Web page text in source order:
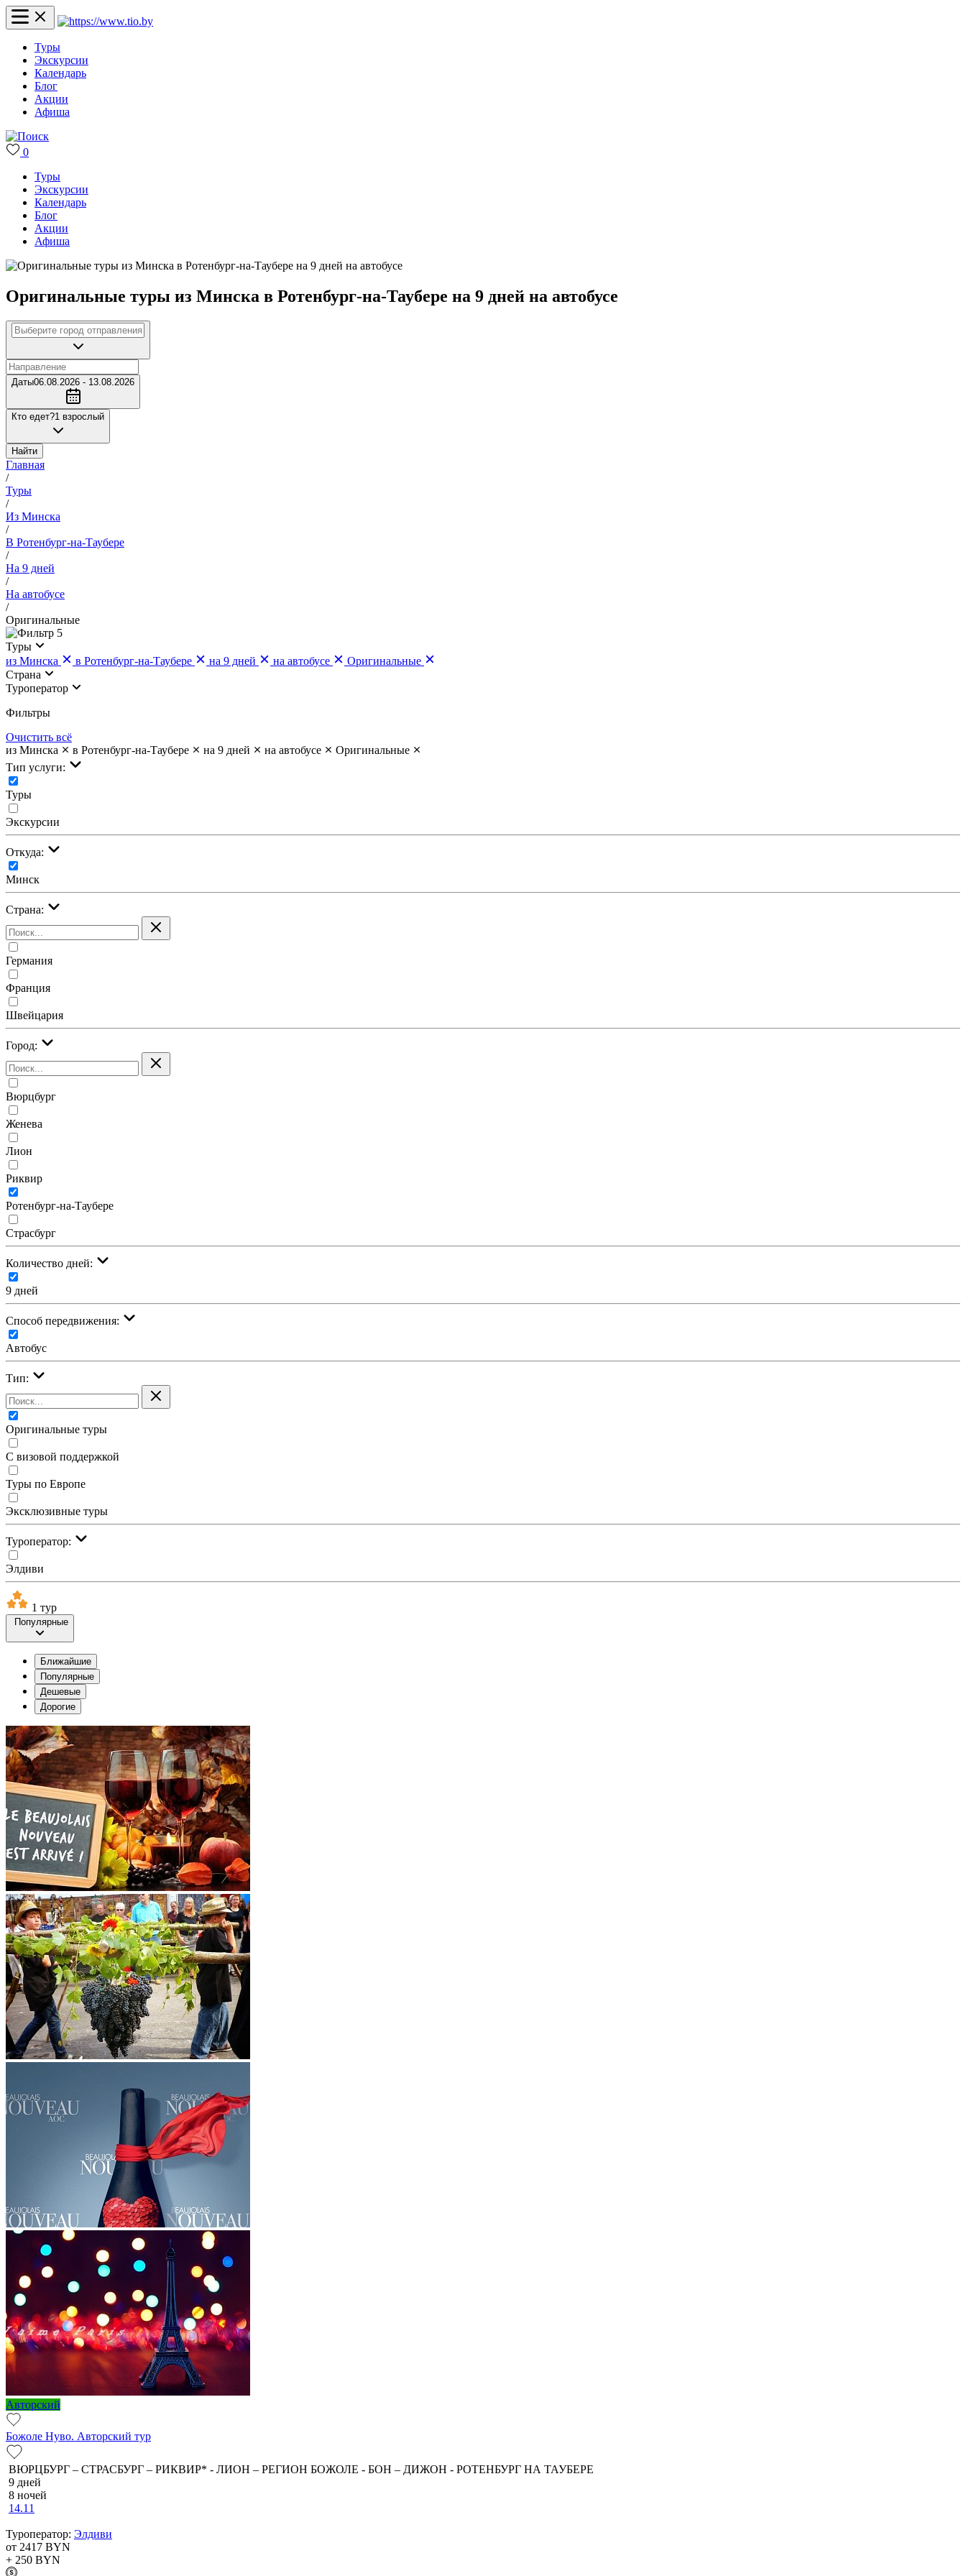
Туры
Экскурсии
Календарь
Блог
Акции
Афиша
0
Туры
Экскурсии
Календарь
Блог
Акции
Афиша
Оригинальные туры из Минска в Ротенбург-на-Таубере на 9 дней на автобусе
Даты06.08.2026 - 13.08.2026
Кто едет?1 взрослый
Найти
Главная
/
Туры
/
Из Минска
/
В Ротенбург-на-Таубере
/
На 9 дней
/
На автобусе
/
Оригинальные
5
Туры
из Минска
в Ротенбург-на-Таубере на 9 дней на автобусе
Оригинальные
Страна
Туроператор
Фильтры
Очистить всё
из Минска
в Ротенбург-на-Таубере на 9 дней на автобусе
Оригинальные
Тип услуги:
Туры
Экскурсии
Откуда:
Минск
Страна:
Германия
Франция
Швейцария
Город:
Вюрцбург
Женева
Лион
Риквир
Ротенбург-на-Таубере
Страсбург
Количество дней:
9 дней
Cпособ передвижения:
Автобус
Тип:
Оригинальные туры
С визовой поддержкой
Туры по Европе
Эксклюзивные туры
Туроператор:
Элдиви
1 тур
Популярные
Ближайшие
Популярные
Дешевые
Дорогие
Авторский
Божоле Нуво. Авторский тур
ВЮРЦБУРГ – СТРАСБУРГ – РИКВИР* - ЛИОН – РЕГИОН БОЖОЛЕ - БОН – ДИЖОН - РОТЕНБУРГ НА ТАУБЕРЕ
9 дней
8 ночей
14.11
Туроператор: Элдиви
от 2417 BYN
+ 250 BYN